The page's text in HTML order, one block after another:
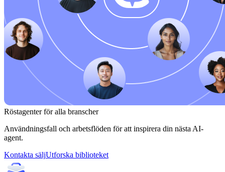
Röstagenter för alla branscher
Användningsfall och arbetsflöden för att inspirera din nästa AI-
agent.
Kontakta säljUtforska biblioteket